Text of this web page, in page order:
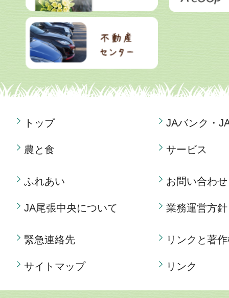
トップ
農と食
JAバンク・
サービス
ふれあい
JA尾張中央について
お問い合わせ
業務運営方針
緊急連絡先
サイトマップ
リンクと著
リンク